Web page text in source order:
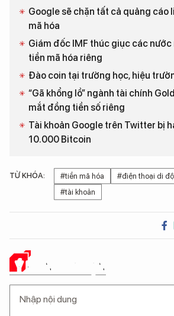
Google sẽ chặn tất cả quảng cáo
mã hóa
Giám đốc IMF thúc giục các
tiền mã hóa riêng
Đào coin tại trường học, hiệu
“Gã khổng lồ” ngành tài chính
mắt đồng tiền số riêng
Tài khoản Google trên Twitter bị
10.000 Bitcoin
TỪ KHÓA: #tiền mã hóa #điện thoại di
#tài khoản
Ý KIẾN CỦA BẠN